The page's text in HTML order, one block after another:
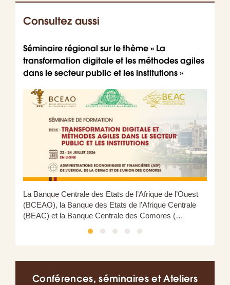
Consultez aussi
Séminaire régional sur le thème « La
transformation digitale et les méthodes agiles
dans le secteur public et les institutions »
La Banque Centrale des Etats de l’Afrique de l’Ouest
(BCEAO), la Banque des Etats de l’Afrique Centrale
(BEAC) et la Banque Centrale des Comores (…
Conférences, séminaires et Ateliers